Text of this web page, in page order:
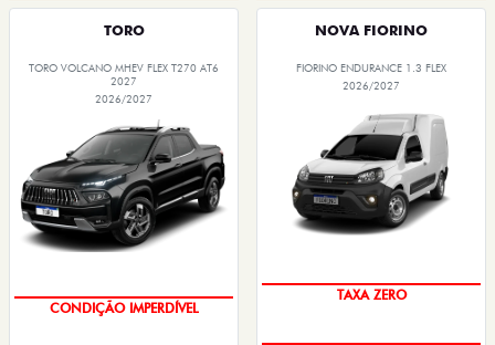
TORO
TORO VOLCANO MHEV FLEX T270 AT6
2027
2026/2027
CONDIÇÃO IMPERDÍVEL
NOVA FIORINO
FIORINO ENDURANCE 1.3 FLEX
2026/2027
TAXA ZERO